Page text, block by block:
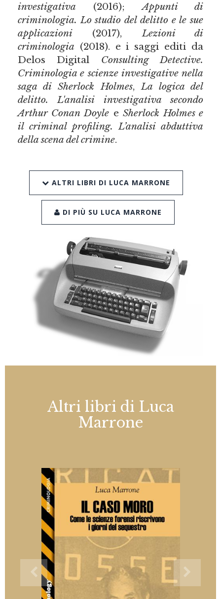
investigativa (2016);Appunti di
criminologia. Lo studio del delitto e le sue
applicazioni(2017),Lezioni di
criminologia (2018). e i saggi editi da
Delos Digital Consulting Detective.
Criminologia e scienze investigative nella
saga di Sherlock Holmes,La logica del
delitto. L'analisi investigativa secondo
Arthur Conan DoyleeSherlock Holmes e
il criminal profiling. L’analisi abduttiva
della scena del crimine.
ALTRI LIBRI DI LUCA MARRONE
DI PIÙ SU LUCA MARRONE
Altri libri di Luca
Marrone